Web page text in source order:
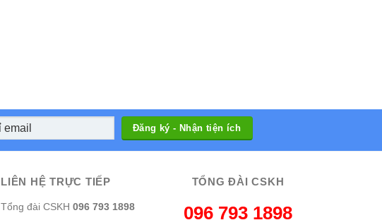
LIÊN HỆ TRỰC TIẾP
Tổng đài CSKH 096 793 1898
TỔNG ĐÀI CSKH
096 793 1898